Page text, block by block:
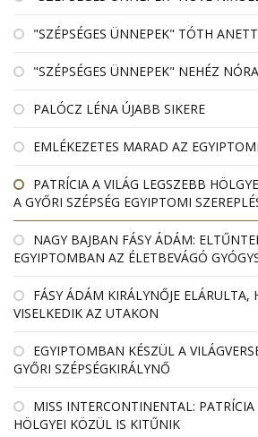
"SZÉPSÉGES ÜNNEPEK" TÓTH ANETT
"SZÉPSÉGES ÜNNEPEK" NEHÉZ NÓRA
PALÓCZ LÉNA ÚJABB SIKERE
EMLÉKEZETES MARAD AZ
PATRÍCIA A VILÁG LEGSZEBB
A GYŐRI SZÉPSÉG EGYIPTOMI
NAGY BAJBAN FÁSY ÁDÁM:
EGYIPTOMBAN AZ ÉLETBEVÁGÓ
FÁSY ÁDÁM KIRÁLYNŐJE ELÁRULTA,
VISELKEDIK AZ UTAKON
EGYIPTOMBAN KÉSZÜL A
GYŐRI SZÉPSÉGKIRÁLYNŐ
MISS INTERCONTINENTAL: PATRÍCIA
HÖLGYEI KÖZÜL IS KITŰNIK